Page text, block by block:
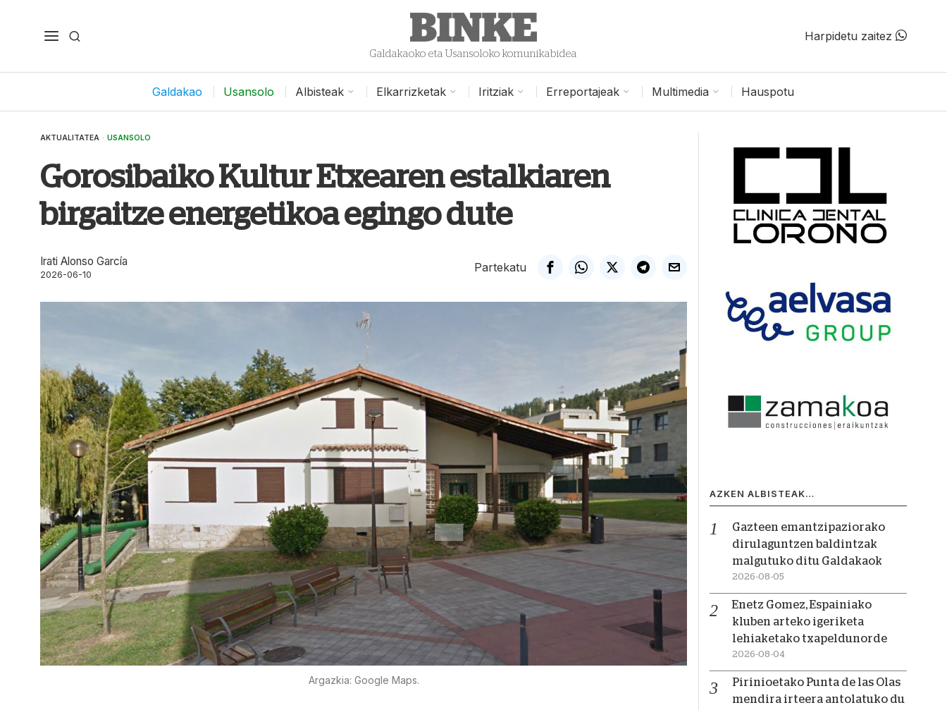
Galdakaoko eta Usansoloko komunikabidea
Harpidetu zaitez
Galdakao Usansolo Albisteak Elkarrizketak Iritziak Erreportajeak Multimedia Hauspotu
AKTUALITATEA · USANSOLO
Gorosibaiko Kultur Etxearen estalkiaren
birgaitze energetikoa egingo dute
Irati Alonso García
2026-06-10
Partekatu
Argazkia: Google Maps.
AZKEN ALBISTEAK…
Gazteen emantzipaziorako
dirulaguntzen baldintzak
malgutuko ditu Galdakaok
2026-08-05
Enetz Gomez, Espainiako
kluben arteko igeriketa
lehiaketako txapeldunorde
2026-08-04
Pirinioetako Punta de las Olas
mendira irteera antolatuko du